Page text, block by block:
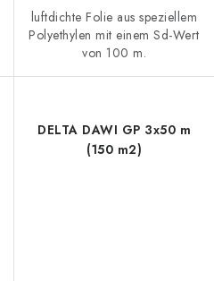
luftdichte Folie aus speziellem
Polyethylen mit einem Sd-Wert
von 100 m.
DELTA DAWI GP 3x50 m
(150 m2)